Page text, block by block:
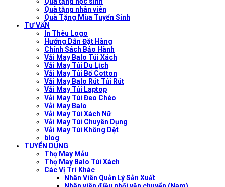
Quà tặng nhân viên
Quà Tặng Mùa Tuyển Sinh
TƯ VẤN
In Thêu Logo
Hướng Dẫn Đặt Hàng
Chính Sách Bảo Hành
Vải May Balo Túi Xách
Vải May Túi Du Lịch
Vải May Túi Bố Cotton
Vải May Balo Rút Túi Rút
Vải May Túi Laptop
Vải May Túi Đeo Chéo
Vải May Balo
Vải May Túi Xách Nữ
Vải May Túi Chuyên Dụng
Vải May Túi Không Dệt
blog
TUYỂN DỤNG
Thợ May Mẫu
Thợ May Balo Túi Xách
Các Vị Trí Khác
Nhân Viên Quản Lý Sản Xuất